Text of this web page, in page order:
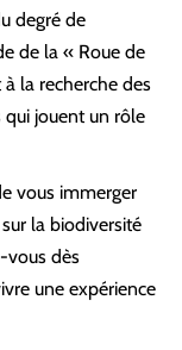
degré de
de la « Roue de
la recherche des
jouent un rôle
vous immerger
la biodiversité
vous dès
une expérience